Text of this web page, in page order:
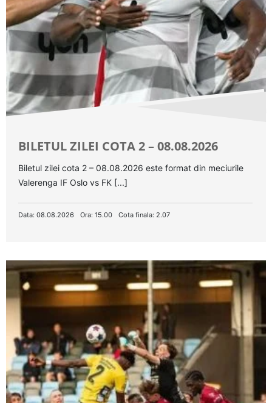
BILETUL ZILEI COTA 2 – 08.08.2026
Biletul zilei cota 2 – 08.08.2026 este format din meciurile
Valerenga IF Oslo vs FK [...]
Data: 08.08.2026 Ora: 15.00 Cota finala: 2.07